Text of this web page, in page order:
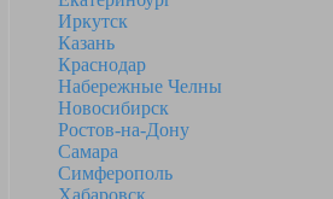
Иркутск
Казань
Краснодар
Набережные Челны
Новосибирск
Ростов-на-Дону
Самара
Симферополь
Хабаровск